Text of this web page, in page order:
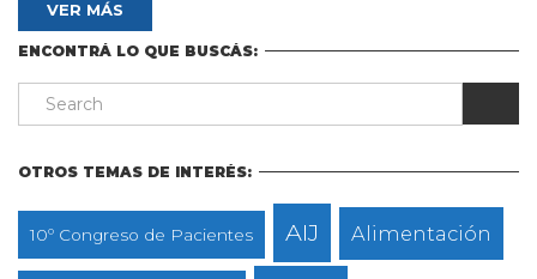
VER MÁS
ENCONTRÁ LO QUE BUSCÁS:
OTROS TEMAS DE INTERÉS:
10º Congreso de Pacientes AIJ Alimentación